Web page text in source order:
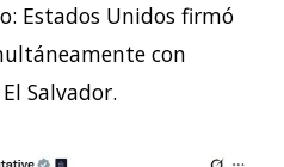
Estados Unidos firmó
con
Salvador.